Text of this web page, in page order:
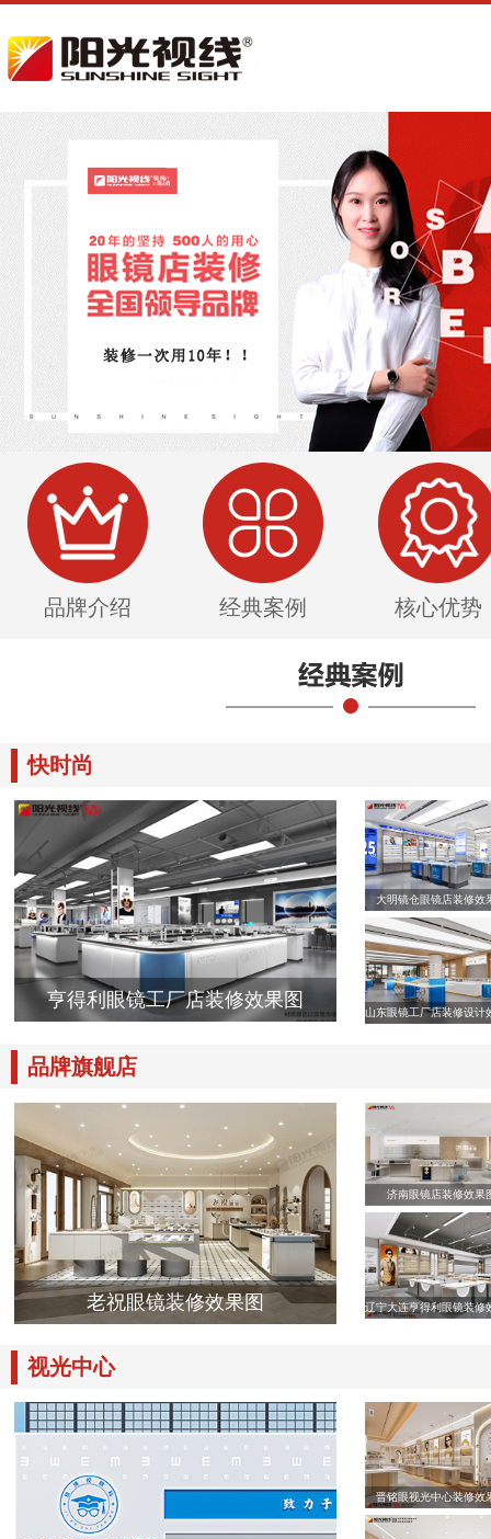
品牌介绍 经典案例 核心优势
快时尚
亨得利眼镜工厂店装修效果图
大明镜仓眼镜店装修效
山东眼镜工厂店装修设计
品牌旗舰店
老祝眼镜装修效果图
济南眼镜店装修效果
辽宁大连亨得利眼镜装修
视光中心
晋铭眼视光中心装修效